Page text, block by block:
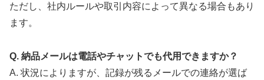
ただし、社内ルールや取引内容によって異なる場合もあり
ます。
Q. 納品メールは電話やチャットでも代用できますか？
A. 状況によりますが、記録が残るメールでの連絡が選ば